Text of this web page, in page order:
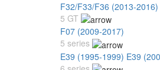
F32/F33/F36 (2013-2016)
5 GT
F07 (2009-2017)
5 series
E39 (1995-1999) E39